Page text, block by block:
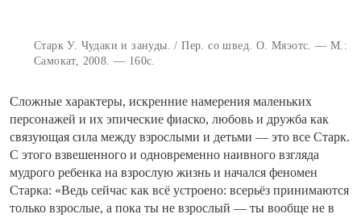
Старк У. Чудаки и зануды. / Пер. со швед. О. Мяэотс. — М.:
Самокат, 2008. — 160с.
Сложные характеры, искренние намерения маленьких
персонажей и их эпические фиаско, любовь и дружба как
связующая сила между взрослыми и детьми — это все Старк.
С этого взвешенного и одновременно наивного взгляда
мудрого ребенка на взрослую жизнь и начался феномен
Старка: «Ведь сейчас как всё устроено: всерьёз принимаются
только взрослые, а пока ты не взрослый — ты вообще не в